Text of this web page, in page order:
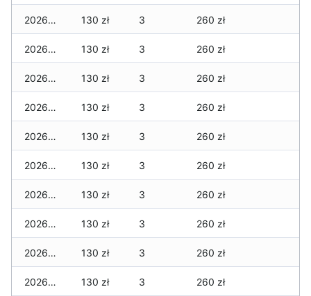
2026-03-07 130 zł 3 260 zł
2026-03-06 130 zł 3 260 zł
2026-03-05 130 zł 3 260 zł
2026-03-04 130 zł 3 260 zł
2026-03-03 130 zł 3 260 zł
2026-03-02 130 zł 3 260 zł
2026-03-01 130 zł 3 260 zł
2026-02-27 130 zł 3 260 zł
2026-02-26 130 zł 3 260 zł
2026-02-25 130 zł 3 260 zł